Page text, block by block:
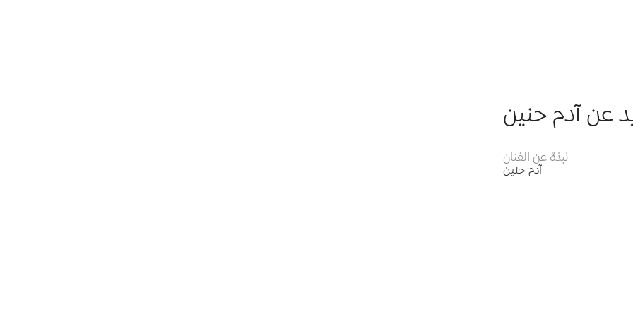
عن آدم حنين
نبذة عن الفنان
آدم حنين